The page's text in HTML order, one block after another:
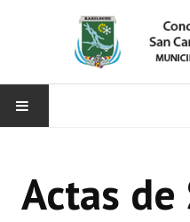
CONCEJO
Actas de